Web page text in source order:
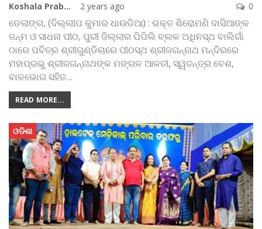
Koshala Prabaha 2 years ago 0
ଡେଲାଙ୍ଗ, (ଦିଲ୍ଲୀପ କୁମାର ଧାଉଡିଆ) : ଭକ୍ତ ଶିରୋମଣି ଦାସିଆଙ୍କ
ଜନ୍ମ ଓ ସାଧନା ପୀଠ, ପୁରୀ ଜିଲ୍ଲାର ପିପିଲି ବ୍ଲକ ଅଧିନସ୍ଥ ବାଲିଗାଁ
ଠାରେ ପବିତ୍ର ଶ୍ରୀଗୁଣ୍ଡିଚାରେ ପୀଠସ୍ଥ ଶ୍ରୀଜଗନ୍ନାଥ ମନ୍ଦିରରେ
ମହାପ୍ରଭୁ ଶ୍ରୀଜଗନ୍ନାଥଙ୍କ ମଙ୍ଗଳ ଆଳତୀ, ସ୍ୱତନ୍ତ୍ର ବେଶ,
ବାଳଭୋଗ ସହିତ…
READ MORE...
ଓଡିଶା